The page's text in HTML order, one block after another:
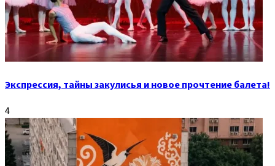
Экспрессия, тайны закулисья и новое прочтение балета!
4